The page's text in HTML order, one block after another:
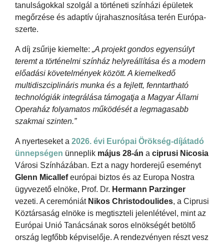
tanulságokkal szolgál a történeti színházi épületek
megőrzése és adaptív újrahasznosítása terén Európa-
szerte.
A díj zsűrije kiemelte: „A projekt gondos egyensúlyt
teremt a történelmi színház helyreállítása és a modern
előadási követelmények között. A kiemelkedő
multidiszciplináris munka és a fejlett, fenntartható
technológiák integrálása támogatja a Magyar Állami
Operaház folyamatos működését a legmagasabb
szakmai szinten.”
A nyerteseket a 2026. évi Európai Örökség-díjátadó
ünnepségen ünneplik május 28-án a ciprusi Nicosia
Városi Színházában. Ezt a nagy horderejű eseményt
Glenn Micallefeurópai biztos és az Europa Nostra
ügyvezető elnöke, Prof. Dr. Hermann Parzinger
vezeti. A ceremóniát Nikos Christodoulides, a Ciprusi
Köztársaság elnöke is megtiszteli jelenlétével, mint az
Európai Unió Tanácsának soros elnökségét betöltő
ország legfőbb képviselője. A rendezvényen részt vesz